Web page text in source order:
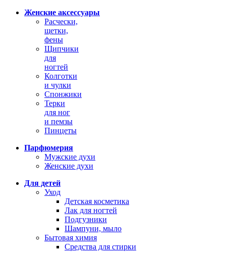
Женские аксессуары
Расчески,
щетки,
фены
Щипчики
для
ногтей
Колготки
и чулки
Спонжики
Терки
для ног
и пемзы
Пинцеты
Парфюмерия
Мужские духи
Женские духи
Для детей
Уход
Детская косметика
Лак для ногтей
Подгузники
Шампуни, мыло
Бытовая химия
Средства для стирки